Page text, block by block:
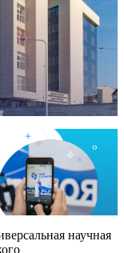
научная